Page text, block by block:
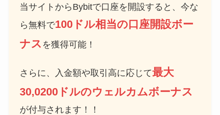
当サイトからBybitで口座を開設すると、今な
ら無料で100ドル相当の口座開設ボー
ナス を獲得可能！
さらに、入金額や取引高に応じて最大
30,0200ドルのウェルカムボーナス
が付与されます！！